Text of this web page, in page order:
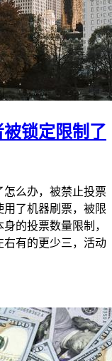
锁定限制了
怎么办，被禁止投票
了机器刷票，被限
的投票数量限制，
右有的更少三，活动